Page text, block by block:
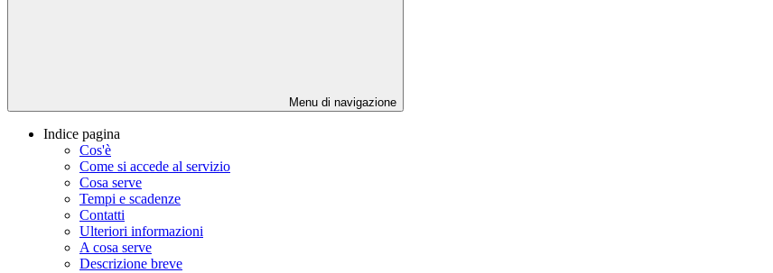
Menu di navigazione
Indice pagina
Cos'è
Come si accede al servizio
Cosa serve
Tempi e scadenze
Contatti
Ulteriori informazioni
A cosa serve
Descrizione breve